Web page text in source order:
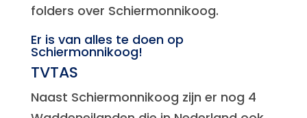
folders over Schiermonnikoog.
Er is van alles te doen op
Schiermonnikoog!
TVTAS
Naast Schiermonnikoog zijn er nog 4